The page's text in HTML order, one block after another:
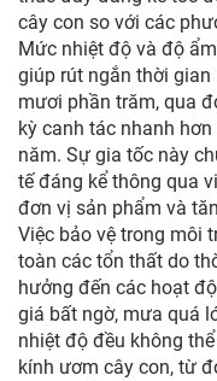
cây con so với các
Mức nhiệt độ và độ
giúp rút ngắn thời
mươi phần trăm, qua
kỳ canh tác nhanh
năm. Sự gia tốc này
tế đáng kể thông qua
đơn vị sản phẩm và
Việc bảo vệ trong môi
toàn các tổn thất do
hưởng đến các hoạt
giá bất ngờ, mưa quá
nhiệt độ đều không
kính ươm cây con, từ